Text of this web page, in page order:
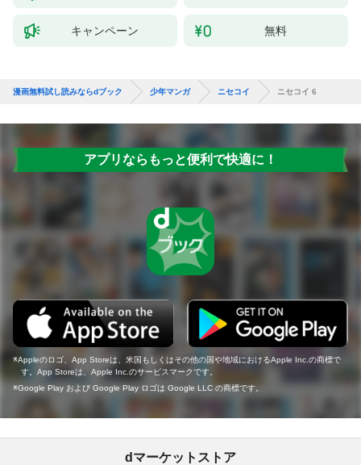
キャンペーン 無料
漫画無料試し読みならdブック 少年マンガ ニセコイ ニセコイ 6
アプリならもっと便利で快適に！
Appleのロゴ、App Storeは、米国もしくはその他の国や地域におけるApple Inc.の商標で
す。App Storeは、Apple Inc.のサービスマークです。
Google Play および Google Play ロゴは Google LLC の商標です。
dマーケットストア